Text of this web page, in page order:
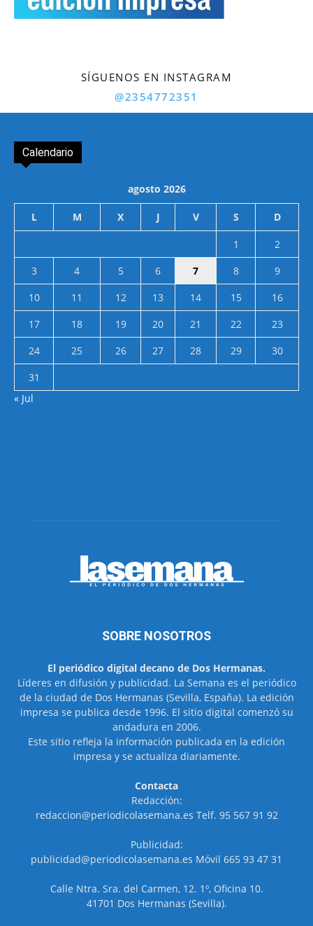
SÍGUENOS EN INSTAGRAM
@2354772351
Calendario
agosto 2026
L M X J V S D
1
2
3
4 5 6 7 8
9
10
11 12 13 14 15
16
17
18 19 20 21 22
23
24
25 26 27 28 29
30
31
« Jul
SOBRE NOSOTROS
El periódico digital decano de Dos Hermanas.
Líderes en difusión y publicidad. La Semana es el periódico
de la ciudad de Dos Hermanas (Sevilla, España). La edición
impresa se publica desde 1996. El sitio digital comenzó su
andadura en 2006.
Este sitio refleja la información publicada en la edición
impresa y se actualiza diariamente.
Contacta
Redacción:
redaccion@periodicolasemana.es Telf. 95 567 91 92
Publicidad:
publicidad@periodicolasemana.es Móvil 665 93 47 31
Calle Ntra. Sra. del Carmen, 12. 1º, Oficina 10.
41701 Dos Hermanas (Sevilla).